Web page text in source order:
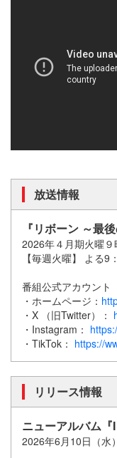
放送情報
『リボーン ～最
2026年４月期火曜
【毎週火曜】 よる
番組公式アカウント
・ホームページ：
・X （旧Twitter）：
・Instagram：
・TikTok： https://
リリース情報
ニューアルバム『I
2026年6月10日（水